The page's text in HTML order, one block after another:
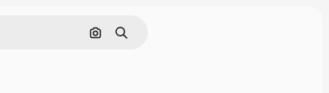
Pesquisar por imagem
Buscar